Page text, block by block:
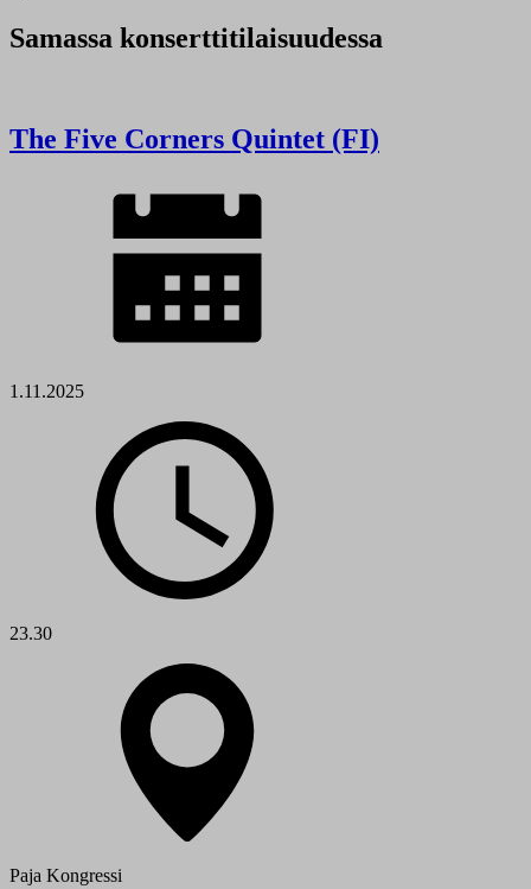
Samassa konserttitilaisuudessa
The Five Corners Quintet (FI)
1.11.2025
23.30
Paja Kongressi